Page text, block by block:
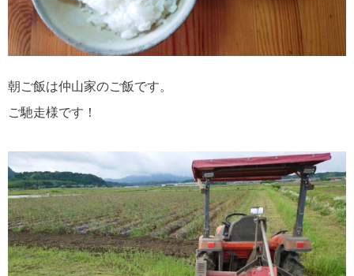
朝ご飯は仲山家のご飯です。
ご馳走様です！